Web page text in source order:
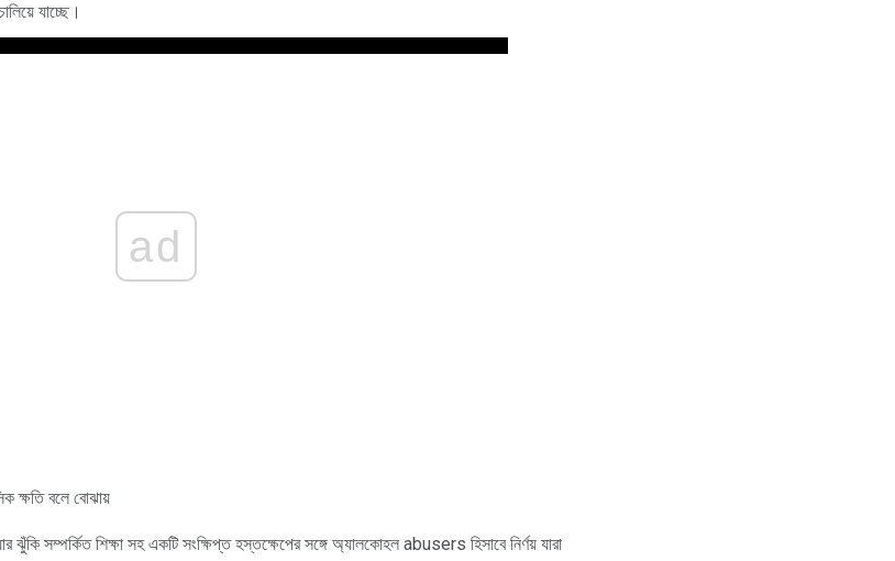
যাচ্ছে।
ad
ক্ষতি বলে বোঝায়
ঝুঁকি সম্পর্কিত শিক্ষা সহ একটি সংক্ষিপ্ত হস্তক্ষেপের সঙ্গে অ্যালকোহল abusers হিসাবে নির্ণয় যারা